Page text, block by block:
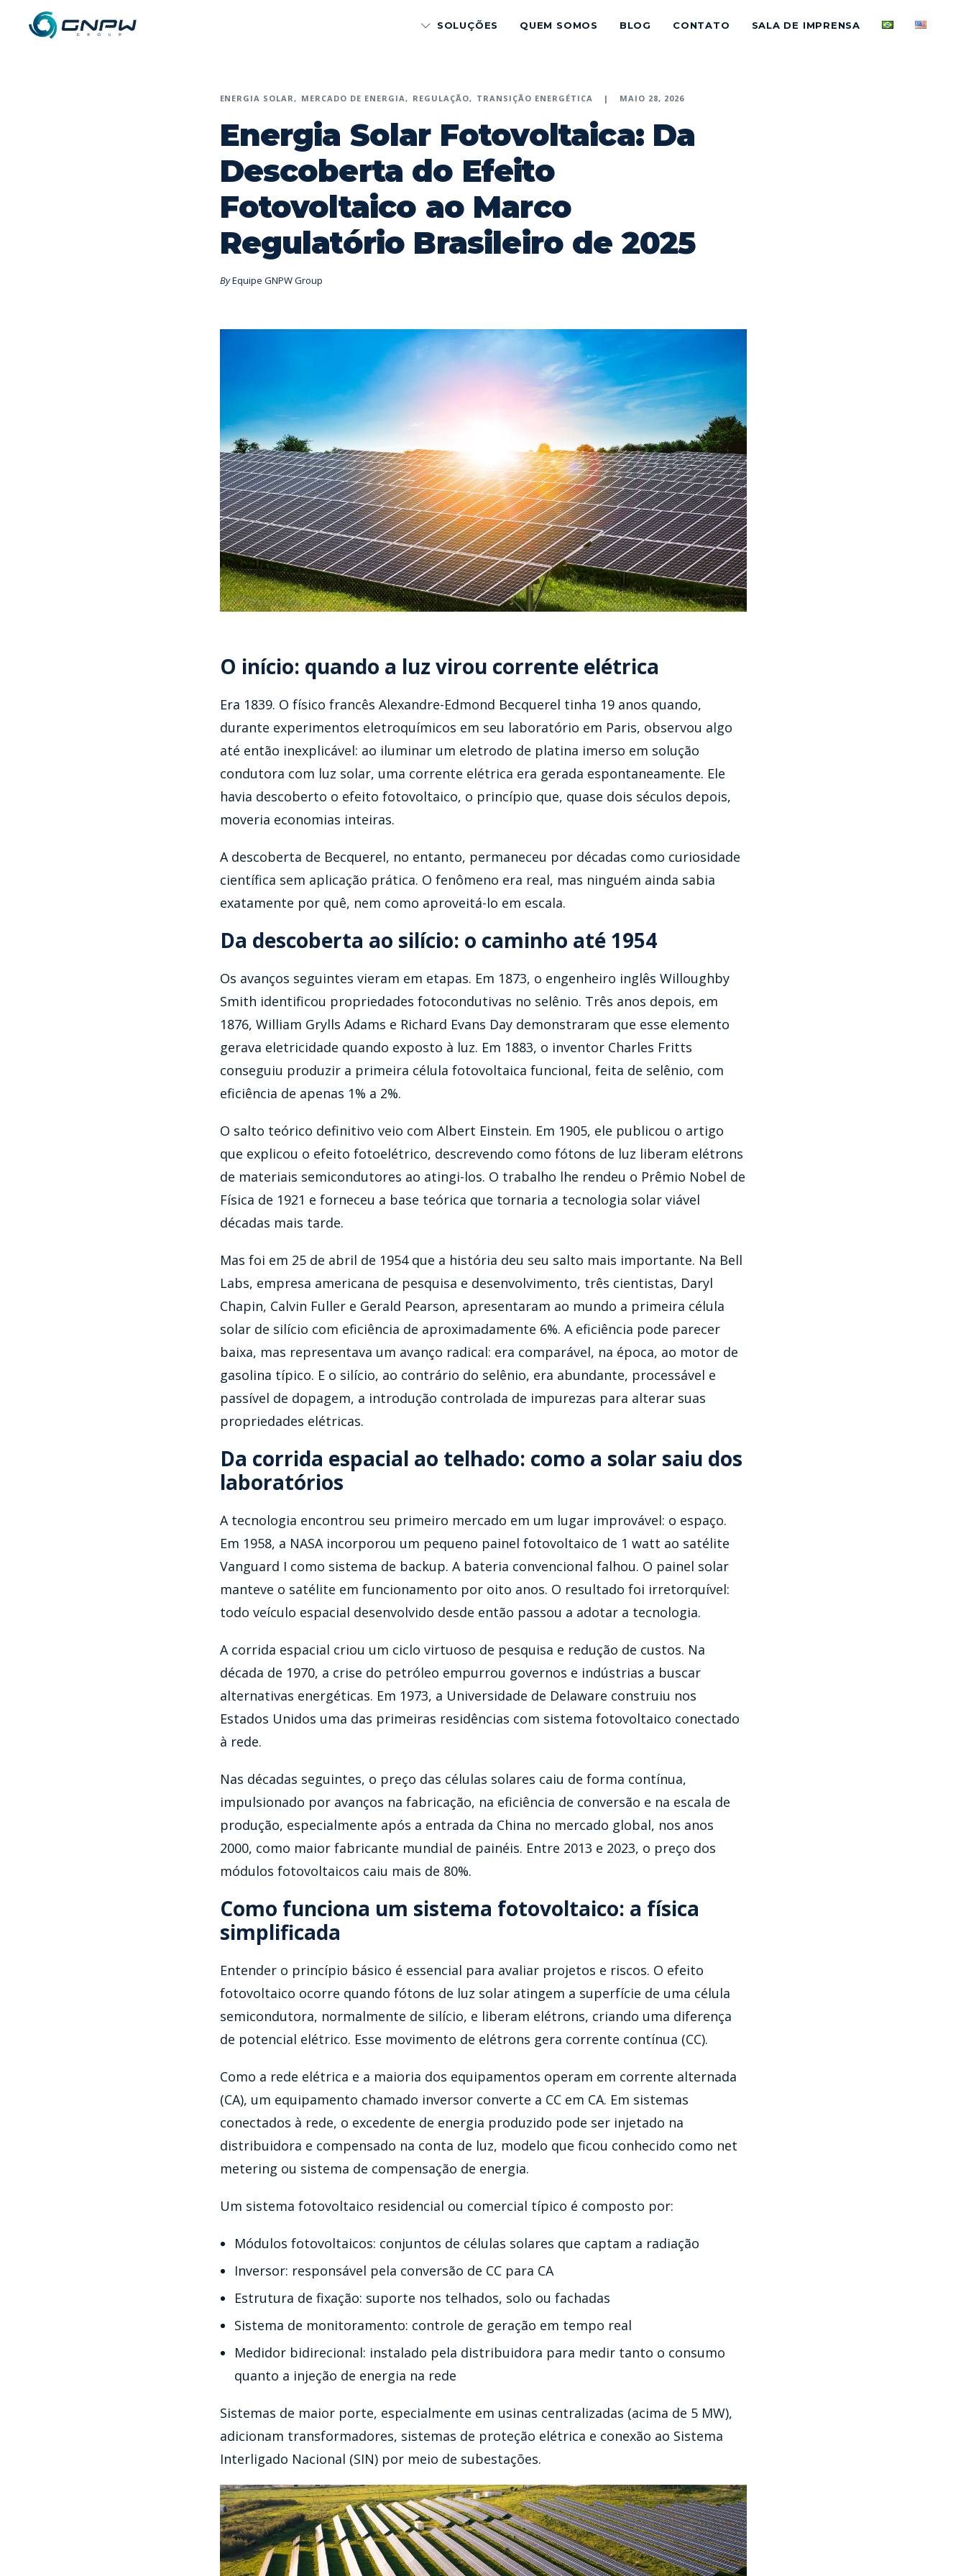
SOLUÇÕES QUEM SOMOS BLOG CONTATO SALA DE IMPRENSA
ENERGIA SOLAR MERCADO DE ENERGIA REGULAÇÃO TRANSIÇÃO ENERGÉTICA MAIO 28, 2026
Energia Solar Fotovoltaica: Da
Descoberta do Efeito
Fotovoltaico ao Marco
Regulatório Brasileiro de 2025
ByEquipe GNPW Group
O início: quando a luz virou corrente elétrica
Era 1839. O físico francês Alexandre-Edmond Becquerel tinha 19 anos quando,
durante experimentos eletroquímicos em seu laboratório em Paris, observou algo
até então inexplicável: ao iluminar um eletrodo de platina imerso em solução
condutora com luz solar, uma corrente elétrica era gerada espontaneamente. Ele
havia descoberto o efeito fotovoltaico, o princípio que, quase dois séculos depois,
moveria economias inteiras.
A descoberta de Becquerel, no entanto, permaneceu por décadas como curiosidade
científica sem aplicação prática. O fenômeno era real, mas ninguém ainda sabia
exatamente por quê, nem como aproveitá-lo em escala.
Da descoberta ao silício: o caminho até 1954
Os avanços seguintes vieram em etapas. Em 1873, o engenheiro inglês Willoughby
Smith identificou propriedades fotocondutivas no selênio. Três anos depois, em
1876, William Grylls Adams e Richard Evans Day demonstraram que esse elemento
gerava eletricidade quando exposto à luz. Em 1883, o inventor Charles Fritts
conseguiu produzir a primeira célula fotovoltaica funcional, feita de selênio, com
eficiência de apenas 1% a 2%.
O salto teórico definitivo veio com Albert Einstein. Em 1905, ele publicou o artigo
que explicou o efeito fotoelétrico, descrevendo como fótons de luz liberam elétrons
de materiais semicondutores ao atingi-los. O trabalho lhe rendeu o Prêmio Nobel de
Física de 1921 e forneceu a base teórica que tornaria a tecnologia solar viável
décadas mais tarde.
Mas foi em 25 de abril de 1954 que a história deu seu salto mais importante. Na Bell
Labs, empresa americana de pesquisa e desenvolvimento, três cientistas, Daryl
Chapin, Calvin Fuller e Gerald Pearson, apresentaram ao mundo a primeira célula
solar de silício com eficiência de aproximadamente 6%. A eficiência pode parecer
baixa, mas representava um avanço radical: era comparável, na época, ao motor de
gasolina típico. E o silício, ao contrário do selênio, era abundante, processável e
passível de dopagem, a introdução controlada de impurezas para alterar suas
propriedades elétricas.
Da corrida espacial ao telhado: como a solar saiu dos
laboratórios
A tecnologia encontrou seu primeiro mercado em um lugar improvável: o espaço.
Em 1958, a NASA incorporou um pequeno painel fotovoltaico de 1 watt ao satélite
Vanguard I como sistema de backup. A bateria convencional falhou. O painel solar
manteve o satélite em funcionamento por oito anos. O resultado foi irretorquível:
todo veículo espacial desenvolvido desde então passou a adotar a tecnologia.
A corrida espacial criou um ciclo virtuoso de pesquisa e redução de custos. Na
década de 1970, a crise do petróleo empurrou governos e indústrias a buscar
alternativas energéticas. Em 1973, a Universidade de Delaware construiu nos
Estados Unidos uma das primeiras residências com sistema fotovoltaico conectado
à rede.
Nas décadas seguintes, o preço das células solares caiu de forma contínua,
impulsionado por avanços na fabricação, na eficiência de conversão e na escala de
produção, especialmente após a entrada da China no mercado global, nos anos
2000, como maior fabricante mundial de painéis. Entre 2013 e 2023, o preço dos
módulos fotovoltaicos caiu mais de 80%.
Como funciona um sistema fotovoltaico: a física
simplificada
Entender o princípio básico é essencial para avaliar projetos e riscos. O efeito
fotovoltaico ocorre quando fótons de luz solar atingem a superfície de uma célula
semicondutora, normalmente de silício, e liberam elétrons, criando uma diferença
de potencial elétrico. Esse movimento de elétrons gera corrente contínua (CC).
Como a rede elétrica e a maioria dos equipamentos operam em corrente alternada
(CA), um equipamento chamado inversor converte a CC em CA. Em sistemas
conectados à rede, o excedente de energia produzido pode ser injetado na
distribuidora e compensado na conta de luz, modelo que ficou conhecido como net
metering ou sistema de compensação de energia.
Um sistema fotovoltaico residencial ou comercial típico é composto por:
Módulos fotovoltaicos: conjuntos de células solares que captam a radiação
Inversor: responsável pela conversão de CC para CA
Estrutura de fixação: suporte nos telhados, solo ou fachadas
Sistema de monitoramento: controle de geração em tempo real
Medidor bidirecional: instalado pela distribuidora para medir tanto o consumo
quanto a injeção de energia na rede
Sistemas de maior porte, especialmente em usinas centralizadas (acima de 5 MW),
adicionam transformadores, sistemas de proteção elétrica e conexão ao Sistema
Interligado Nacional (SIN) por meio de subestações.